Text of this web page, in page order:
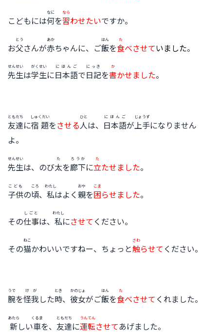
こどもには何
なに
を習
なら
わせたいですか。
お父
とう
さんが赤
あか
ちゃんに、ご飯
はん
を食
た
べさせていました。
先生
せんせい
は学生
がくせい
に日本語
にほんご
で日記
にっき
を書
か
かせました。
友達
ともだち
に宿題
しゅくだい
をさせる人
ひと
は、 日本語
にほんご
が上手
じょうず
になりません
よ。
先生
せんせい
は、のび太
た
を廊下
ろうか
に立
た
たせました。
子供
こども
の頃
ころ
、 私
わたし
はよく 親
おや
を困
こま
らせました。
その仕事
しごと
は、 私
わたし
にさせて ください。
その猫
ねこ
かわいいですねー、ちょっと触
さわ
らせて ください。
腕
うで
を怪我
けが
した時
とき
、 彼女
かのじょ
がご飯
はん
を食
た
べさせて くれました。
新
あたら
しい車
くるま
を、 友達
ともだち
に運転
うんてん
させてあげました。